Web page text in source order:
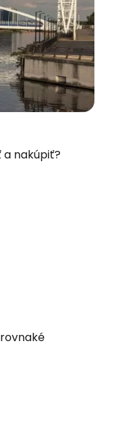
a nakúpiť?